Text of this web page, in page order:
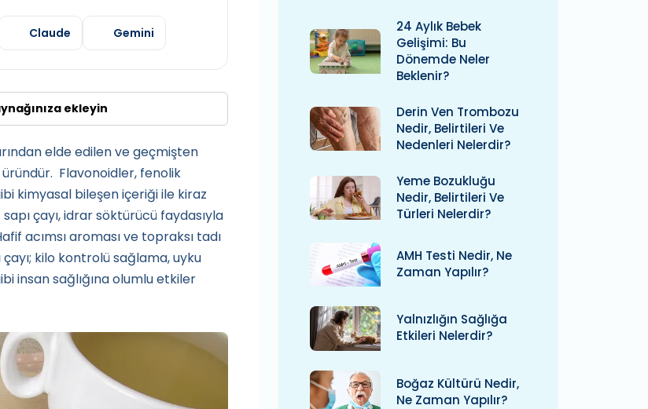
Claude Gemini
ekleyin
elde edilen ve geçmişten
Flavonoidler, fenolik
kimyasal bileşen içeriği ile kiraz
çayı, idrar söktürücü faydasıyla
acımsı aroması ve topraksı tadı
kilo kontrolü sağlama, uyku
insan sağlığına olumlu etkiler
24 Aylık Bebek
Gelişimi: Bu
Dönemde Neler
Beklenir?
Derin Ven Trombozu
Nedir, Belirtileri Ve
Nedenleri Nelerdir?
Yeme Bozukluğu
Nedir, Belirtileri Ve
Türleri Nelerdir?
AMH Testi Nedir, Ne
Zaman Yapılır?
Yalnızlığın Sağlığa
Etkileri Nelerdir?
Boğaz Kültürü Nedir,
Ne Zaman Yapılır?